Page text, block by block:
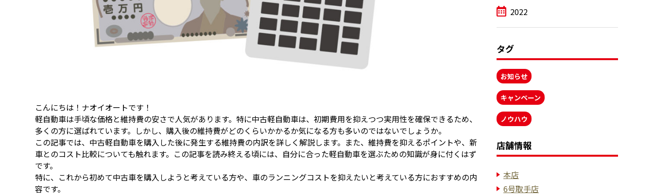
こんにちは！ナオイオートです！
軽自動車は手頃な価格と維持費の安さで人気があります。特に中古軽自動車は、初期費用を抑えつつ実用性を確保できるため、
多くの方に選ばれています。しかし、購入後の維持費がどのくらいかかるか気になる方も多いのではないでしょうか。
この記事では、中古軽自動車を購入した後に発生する維持費の内訳を詳しく解説します。また、維持費を抑えるポイントや、新
車とのコスト比較についても触れます。この記事を読み終える頃には、自分に合った軽自動車を選ぶための知識が身に付くはず
です。
特に、これから初めて中古車を購入しようと考えている方や、車のランニングコストを抑えたいと考えている方におすすめの内
容です。
2022
タグ
お知らせ
キャンペーン
ノウハウ
店舗情報
本店
6号取手店